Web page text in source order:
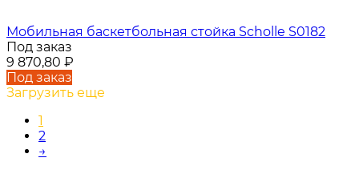
Мобильная баскетбольная стойка Scholle S0182
Под заказ
9 870,80 ₽
Под заказ
Загрузить еще
1
2
→